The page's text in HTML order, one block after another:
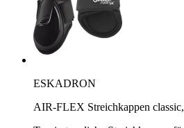
ESKADRON
AIR-FLEX Streichkappen